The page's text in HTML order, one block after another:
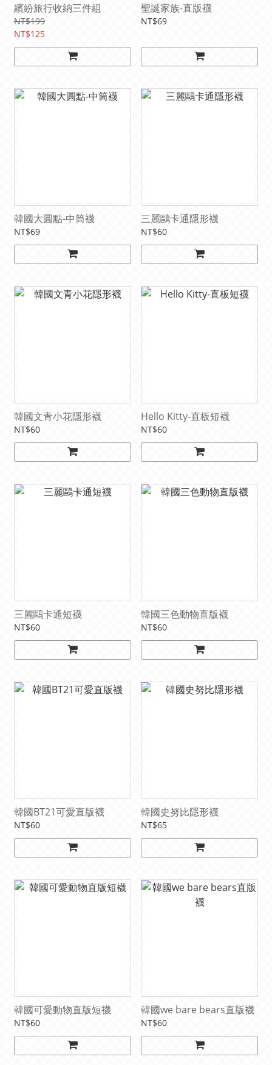
繽紛旅行收納三件組
NT$199
NT$125
聖誕家族-直版襪
NT$69
韓國大圓點-中筒襪
NT$69
三麗鷗卡通隱形襪
NT$60
韓國文青小花隱形襪
NT$60
Hello Kitty-直板短襪
NT$60
三麗鷗卡通短襪
NT$60
韓國三色動物直版襪
NT$60
韓國BT21可愛直版襪
NT$60
韓國史努比隱形襪
NT$65
韓國可愛動物直版短襪
NT$60
韓國we bare bears直版襪
NT$60